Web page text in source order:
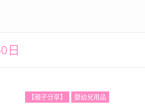
日
【親子分享】 嬰幼兒用品